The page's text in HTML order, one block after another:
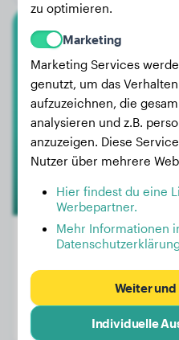
Alter:
Geschlecht:
zu optimieren.
Marketing
Marketing Services
genutzt, um das
aufzuzeichnen, die
analysieren und z.B.
anzuzeigen. Diese
Nutzer über mehrere
Hier findest du eine
Werbepartner.
Mehr Informationen
Weiter
Individuelle